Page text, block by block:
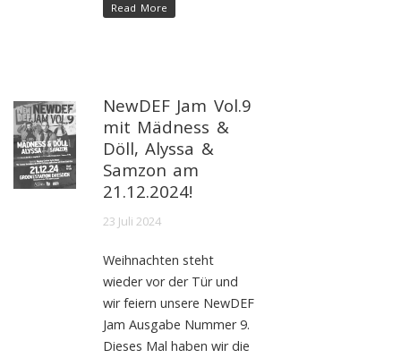
Read More
NewDEF Jam Vol.9
mit Mädness &
Döll, Alyssa &
Samzon am
21.12.2024!
23 Juli 2024
Weihnachten steht
wieder vor der Tür und
wir feiern unsere NewDEF
Jam Ausgabe Nummer 9.
Dieses Mal haben wir die